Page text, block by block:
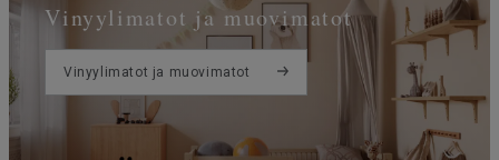
Vinyylimatot ja muovimatot
Vinyylimatot ja muovimatot